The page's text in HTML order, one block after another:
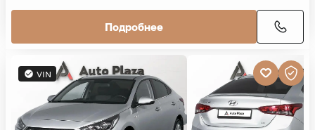
Подробнее
VIN